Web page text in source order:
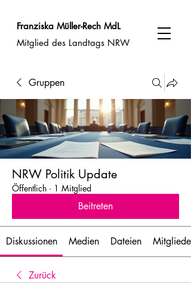
Franziska Müller-Rech MdL
Mitglied des Landtags NRW
Gruppen
NRW Politik Update
Öffentlich · 1 Mitglied
Beitreten
Diskussionen Medien Dateien Mitglieder
Zurück